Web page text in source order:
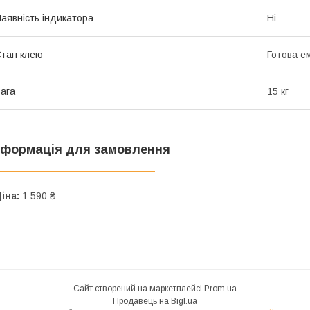
індикатора Ні
клею Готова
15 кг
для замовлення
1 590 ₴
Сайт створений на маркетплейсі Prom.ua
Продавець на Bigl.ua